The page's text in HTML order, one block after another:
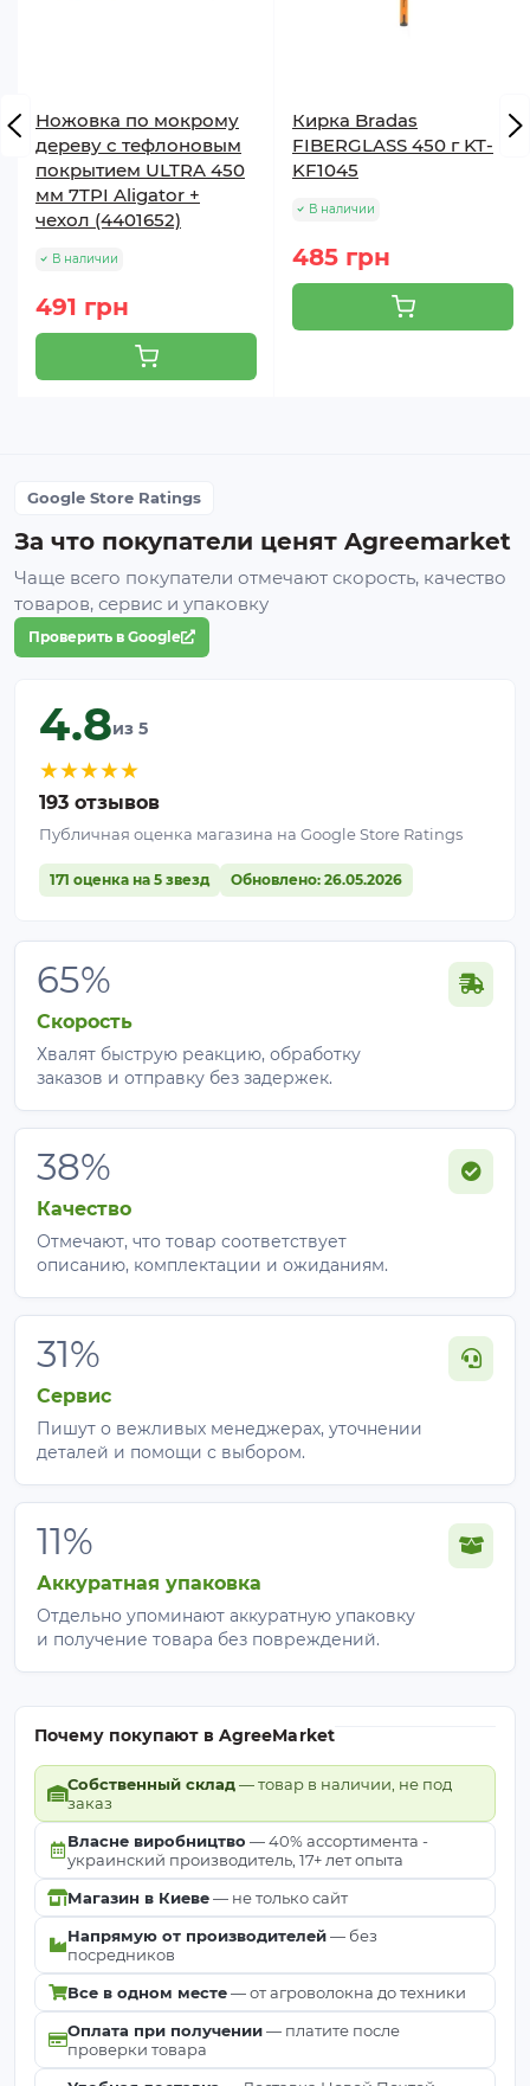
Ножовка по мокрому
дереву с тефлоновым
покрытием ULTRA 450
мм 7TPI Aligator +
чехол (4401652)
В наличии
491 грн
Кирка Bradas
FIBERGLASS 450 г KT-
KF1045
В наличии
485 грн
Google Store Ratings
За что покупатели ценят Agreemarket
Чаще всего покупатели отмечают скорость, качество
товаров, сервис и упаковку
Проверить в Google
4.8из 5
★★★★★
193 отзывов
Публичная оценка магазина на Google Store Ratings
171 оценка на 5 звезд Обновлено: 26.05.2026
65%
Скорость
Хвалят быструю реакцию, обработку
заказов и отправку без задержек.
38%
Качество
Отмечают, что товар соответствует
описанию, комплектации и ожиданиям.
31%
Сервис
Пишут о вежливых менеджерах, уточнении
деталей и помощи с выбором.
11%
Аккуратная упаковка
Отдельно упоминают аккуратную упаковку
и получение товара без повреждений.
Почему покупают в AgreeMarket
Собственный склад— товар в наличии, не под
заказ
Власне виробництво — 40% ассортимента -
украинский производитель, 17+ лет опыта
Магазин в Киеве— не только сайт
Напрямую от производителей— без
посредников
Все в одном месте— от агроволокна до техники
Оплата при получении— платите после
проверки товара